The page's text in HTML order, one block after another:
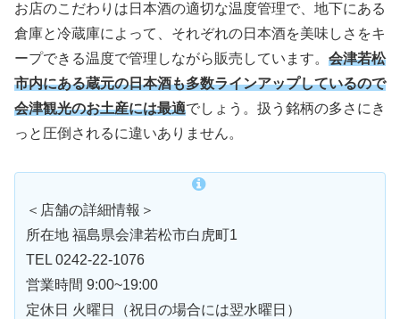
お店のこだわりは日本酒の適切な温度管理で、地下にある
倉庫と冷蔵庫によって、それぞれの日本酒を美味しさをキ
ープできる温度で管理しながら販売しています。 会津若松
市内にある蔵元の日本酒も多数ラインアップしているので
会津観光のお土産には最適でしょう。扱う銘柄の多さにき
っと圧倒されるに違いありません。
＜店舗の詳細情報＞
所在地 福島県会津若松市白虎町1
TEL 0242-22-1076
営業時間 9:00~19:00
定休日 火曜日（祝日の場合には翌水曜日）